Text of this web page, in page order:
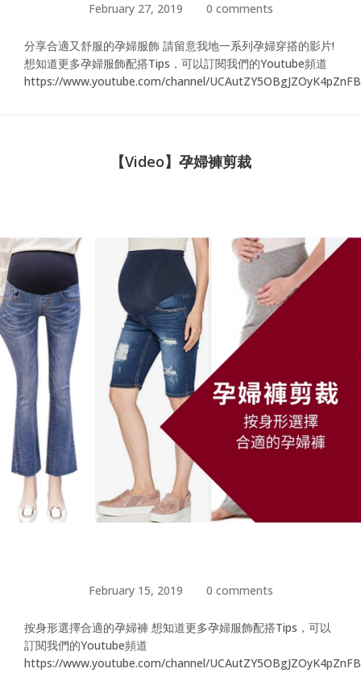
February 27, 2019 0 comments
分享合適又舒服的孕婦服飾 請留意我地一系列孕婦穿搭的影片!
想知道更多孕婦服飾配搭Tips，可以訂閱我們的Youtube頻道
https://www.youtube.com/channel/
【Video】孕婦褲剪裁
February 15, 2019 0 comments
按身形選擇合適的孕婦褲 想知道更多孕婦服飾配搭Tips，可以
訂閱我們的Youtube頻道
https://www.youtube.com/channel/